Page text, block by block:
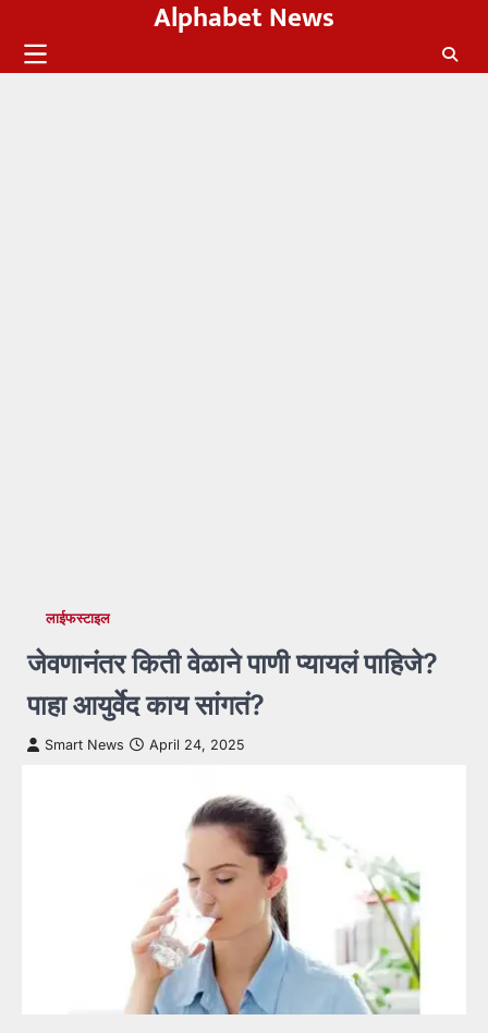
content
Alphabet News
लाईफस्टाइल
जेवणानंतर किती वेळाने पाणी प्यायलं पाहिजे?
पाहा आयुर्वेद काय सांगतं?
Smart News April 24, 2025